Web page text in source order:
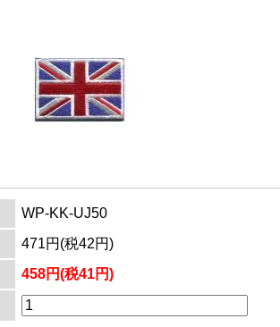
WP-KK-UJ50
471円(税42円)
458円(税41円)